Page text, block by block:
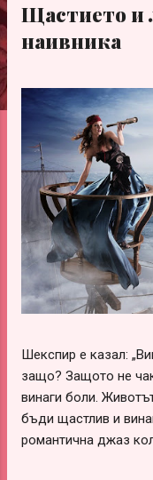
Щастието и
наивника
Шекспир е казал:
защо? Защото не
винаги боли.
бъди щастлив и
романтична джаз